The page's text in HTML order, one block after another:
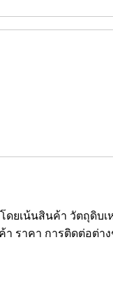
ดยเน้นสินค้า วัตถุ
ราคา การติดต่อต่า